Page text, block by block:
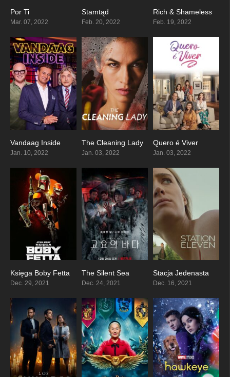
Por Ti
Mar. 07, 2022
Stamtąd
Feb. 20, 2022
7
Rich & Shameless
Feb. 19, 2022
Vandaag Inside
Jan. 10, 2022
7.873
The Cleaning Lady
Jan. 03, 2022
Quero é Viver
Jan. 03, 2022
7.931
Księga Boby Fetta
Dec. 29, 2021
7.889
The Silent Sea
Dec. 24, 2021
7.006
Stacja Jedenasta
Dec. 16, 2021